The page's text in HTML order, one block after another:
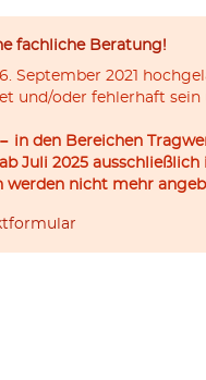
fachliche Beratung!
September 2021
und/oder fehlerhaft
in den Bereichen
Juli 2025
werden nicht mehr